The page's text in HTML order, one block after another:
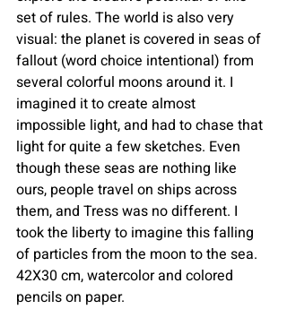
set of rules. The world is also very
visual: the planet is covered in seas of
fallout (word choice intentional) from
several colorful moons around it. I
imagined it to create almost
impossible light, and had to chase that
light for quite a few sketches. Even
though these seas are nothing like
ours, people travel on ships across
them, and Tress was no different. I
took the liberty to imagine this falling
of particles from the moon to the sea.
42X30 cm, watercolor and colored
pencils on paper.